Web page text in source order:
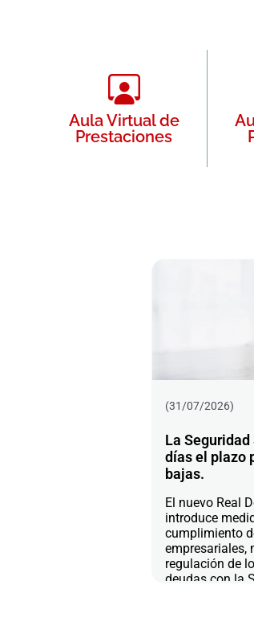
Aula Virtual de
Prestaciones
(31/07/2026)
La
días el plazo
bajas.
El nuevo Real
introduce
cumplimiento
empresariales,
regulación de
deudas con la